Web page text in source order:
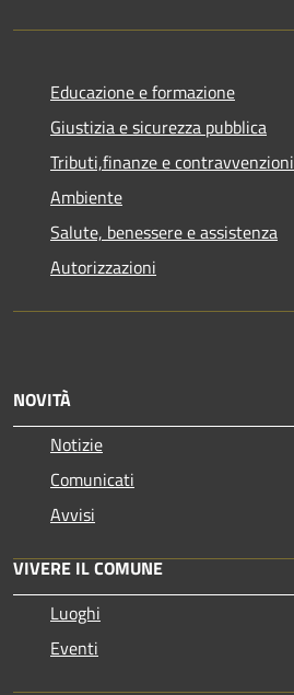
Educazione e formazione
Giustizia e sicurezza pubblica
Tributi,finanze e contravvenzioni
Ambiente
Salute, benessere e assistenza
Autorizzazioni
NOVITÀ
Notizie
Comunicati
Avvisi
VIVERE IL COMUNE
Luoghi
Eventi